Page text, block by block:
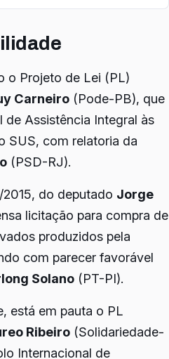
o Projeto de Lei (PL)
Carneiro (Pode-PB), que
Assistência Integral às
SUS, com relatoria da
(PSD-RJ).
do deputado Jorge
licitação para compra de
produzidos pela
com parecer favorável
Solano (PT-PI).
está em pauta o PL
Ribeiro (Solidariedade-
Internacional de